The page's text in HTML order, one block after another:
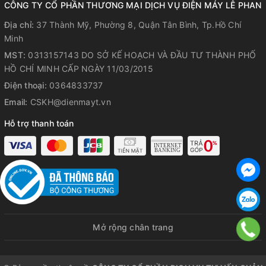
🎨 KIỂU DÁNG INOX CHUYÊN
NGHIỆP
Dạng tủ đứng, nhiều ngăn – bố trí linh hoạt với 2/4/6 cánh
tùy mô hình , dễ dàng phân khu thực phẩm theo loại.
lau chùi, đảm bảo vệ sinh theo chuẩn HACCP.
tủ khi cần.
💰TỐI ƯU CHI PHÍ VẬN
HÀNH CHO MÔ HÌNH
CHUYÊN NGHIỆP
CÔNG TY CỔ PHẦN THƯƠNG MẠI DỊCH VỤ ĐIỆN MÁY LÊ PHAN
Địa chỉ: 37 Thành Mỹ, Phường 8, Quận Tân Bình, Tp.Hồ Chí
Minh
MST: 0313157143 DO SỞ KẾ HOẠCH VÀ ĐẦU TƯ THÀNH PHỐ
HỒ CHÍ MINH CẤP NGÀY 11/03/2015
Điện thoại: 0364833737
Email: CSKH@dienmayt.vn
Hỗ trợ thanh toán
Mở rộng chân trang